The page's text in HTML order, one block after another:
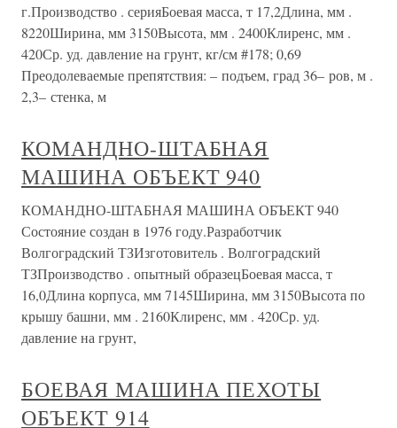
г.Производство . серияБоевая масса, т 17,2Длина, мм .
8220Ширина, мм 3150Высота, мм . 2400Клиренс, мм .
420Ср. уд. давление на грунт, кг/см #178; 0,69
Преодолеваемые препятствия: – подъем, град 36– ров, м .
2,3– стенка, м
КОМАНДНО-ШТАБНАЯ
МАШИНА ОБЪЕКТ 940
КОМАНДНО-ШТАБНАЯ МАШИНА ОБЪЕКТ 940
Состояние создан в 1976 году.Разработчик
Волгоградский ТЗИзготовитель . Волгоградский
ТЗПроизводство . опытный образецБоевая масса, т
16,0Длина корпуса, мм 7145Ширина, мм 3150Высота по
крышу башни, мм . 2160Клиренс, мм . 420Ср. уд.
давление на грунт,
БОЕВАЯ МАШИНА ПЕХОТЫ
ОБЪЕКТ 914